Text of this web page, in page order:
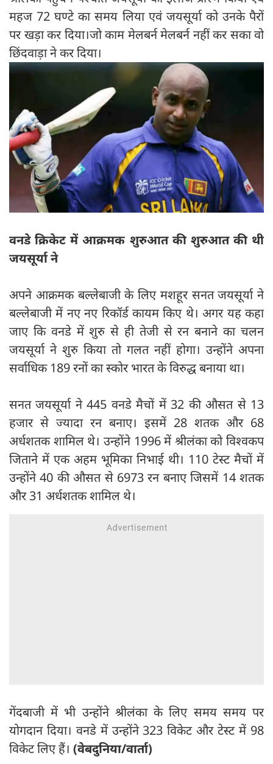
महज 72 घण्टे का समय लिया एवं जयसूर्या को उनके पैरों
पर खड़ा कर दिया।जो काम मेलबर्न मेलबर्न नहीं कर सका वो
छिंदवाड़ा ने कर दिया।
वनडे क्रिकेट में आक्रमक शुरुआत की शुरुआत की थी
जयसूर्या ने
अपने आक्रमक बल्लेबाजी के लिए मशहूर सनत जयसूर्या ने
बल्लेबाजी में नए नए रिकॉर्ड कायम किए थे। अगर यह कहा
जाए कि वनडे में शुरु से ही तेजी से रन बनाने का चलन
जयसूर्या ने शुरु किया तो गलत नहीं होगा। उन्होंने अपना
सर्वाधिक 189 रनों का स्कोर भारत के विरुद्ध बनाया था।
सनत जयसूर्या ने 445 वनडे मैचों में 32 की औसत से 13
हजार से ज्यादा रन बनाए। इसमें 28 शतक और 68
अर्धशतक शामिल थे। उन्होंने 1996 में श्रीलंका को विश्वकप
जिताने में एक अहम भूमिका निभाई थी। 110 टेस्ट मैचों में
उन्होंने 40 की औसत से 6973 रन बनाए जिसमें 14 शतक
और 31 अर्धशतक शामिल थे।
गेंदबाजी में भी उन्होंने श्रीलंका के लिए समय समय पर
योगदान दिया। वनडे में उन्होंने 323 विकेट और टेस्ट में 98
विकेट लिए हैं। (वेबदुनिया/वार्ता)